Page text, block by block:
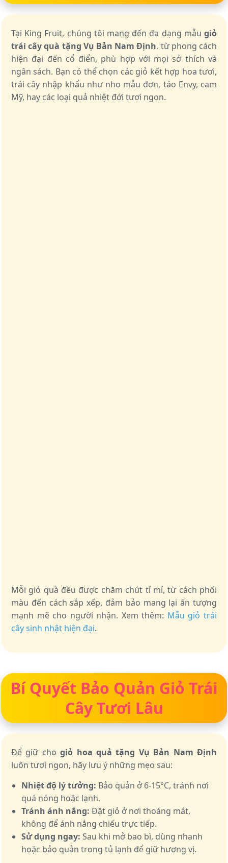
Tại King Fruit, chúng tôi mang đến đa dạng mẫu giỏ
trái cây quà tặng Vụ Bản Nam Định, từ phong cách
hiện đại đến cổ điển, phù hợp với mọi sở thích và
ngân sách. Bạn có thể chọn các giỏ kết hợp hoa tươi,
trái cây nhập khẩu như nho mẫu đơn, táo Envy, cam
Mỹ, hay các loại quả nhiệt đới tươi ngon.
Mỗi giỏ quà đều được chăm chút tỉ mỉ, từ cách phối
màu đến cách sắp xếp, đảm bảo mang lại ấn tượng
mạnh mẽ cho người nhận. Xem thêm: Mẫu giỏ trái
cây sinh nhật hiện đại.
Bí Quyết Bảo Quản Giỏ Trái
Cây Tươi Lâu
Để giữ chogiỏ hoa quả tặng Vụ Bản Nam Định
luôn tươi ngon, hãy lưu ý những mẹo sau:
Nhiệt độ lý tưởng: Bảo quản ở 6-15°C, tránh nơi
quá nóng hoặc lạnh.
Tránh ánh nắng: Đặt giỏ ở nơi thoáng mát,
không để ánh nắng chiếu trực tiếp.
Sử dụng ngay: Sau khi mở bao bì, dùng nhanh
hoặc bảo quản trong tủ lạnh để giữ hương vị.